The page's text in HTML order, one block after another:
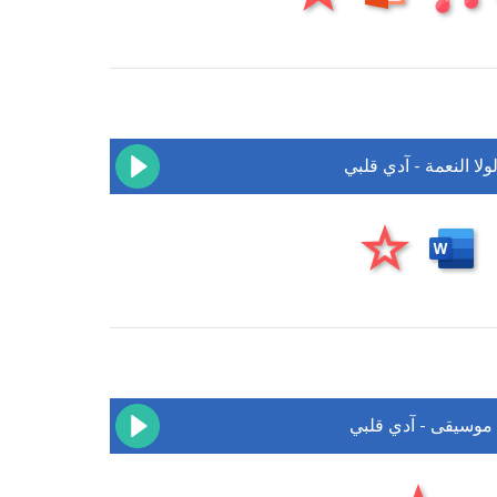
لولا النعمة - آدي قلبي
موسيقى - آدي قلبي